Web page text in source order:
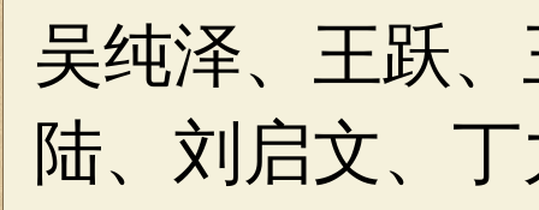
吴纯泽、王跃
陆、刘启文、